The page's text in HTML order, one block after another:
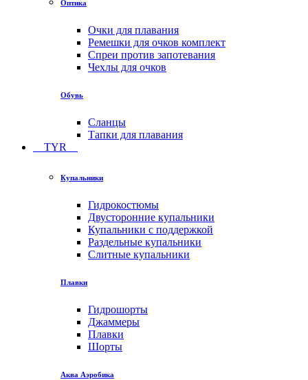
Оптика
Очки для плавания
Ремешки для очков комплект
Спреи против запотевания
Чехлы для очков
Обувь
Сланцы
Тапки для плавания
TYR
Купальники
Гидрокостюмы
Двусторонние купальники
Купальники с поддержкой
Раздельные купальники
Слитные купальники
Плавки
Гидрошорты
Джаммеры
Плавки
Шорты
Аква Аэробика